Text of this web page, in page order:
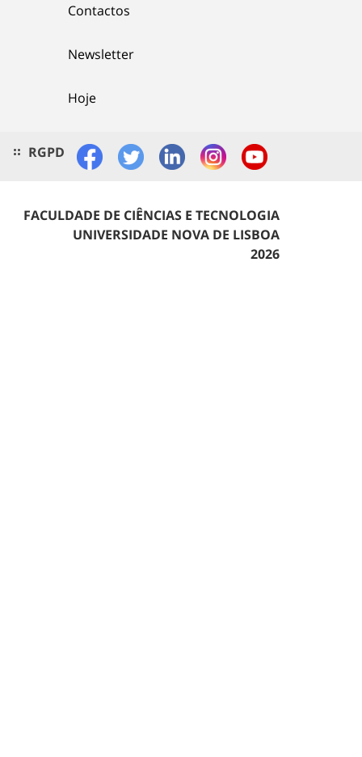
Contactos
Newsletter
Hoje
RGPD
FACULDADE DE CIÊNCIAS E TECNOLOGIA
UNIVERSIDADE NOVA DE LISBOA
2026